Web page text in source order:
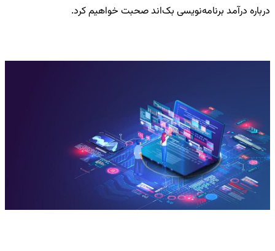
درباره درآمد برنامه‌نویسی بک‌اند صحبت خواهیم کرد.